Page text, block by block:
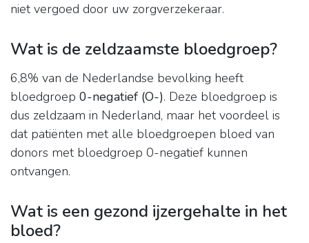
niet vergoed door uw zorgverzekeraar.
Wat is de zeldzaamste bloedgroep?
6,8% van de Nederlandse bevolking heeft
bloedgroep 0-negatief (O-). Deze bloedgroep is
dus zeldzaam in Nederland, maar het voordeel is
dat patiënten met alle bloedgroepen bloed van
donors met bloedgroep 0-negatief kunnen
ontvangen.
Wat is een gezond ijzergehalte in het
bloed?